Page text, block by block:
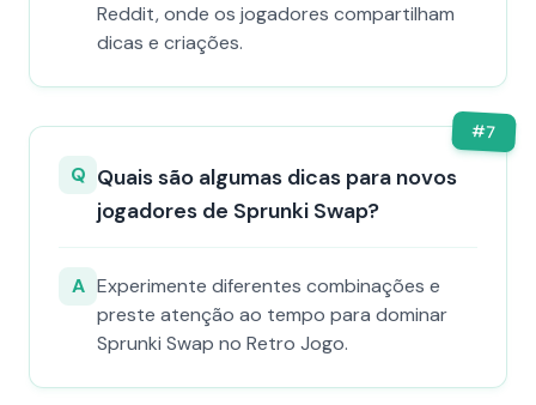
Reddit, onde os jogadores compartilham
dicas e criações.
#7
Q Quais são algumas dicas para novos
jogadores de Sprunki Swap?
A Experimente diferentes combinações e
preste atenção ao tempo para dominar
Sprunki Swap no Retro Jogo.